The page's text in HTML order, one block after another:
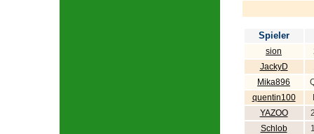
Spieler
sion
JackyD
Mika896
quentin100
YAZOO
Schlob